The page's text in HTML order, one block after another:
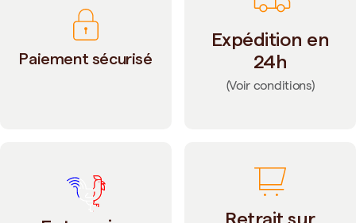
Paiement sécurisé
Expédition en
24h
(Voir conditions)
Retrait sur